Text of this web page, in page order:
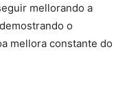
mellorando a
o
mellora constante do